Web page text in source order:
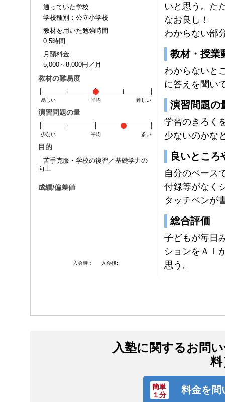
通っていた学校
学校種別：公立小学校
教材を用いた勉強時間
0.5時間
月額料金
5,000～8,000円／月
教材の難易度
易しい 平均 難しい
演習問題の量
少ない 平均 多い
目的
苦手克服・学校の復習／基礎学力の
向上
成績/偏差値
入会時： 入会後:
いと思う。た
なお良し！
わからない部
教材・授業
わからないと
に答えを聞い
演習問題の
学習のきろく
少ないのかな
良いところ
自分のペース
付録等がなく
タッチペンが
総合評価
子どもが毎日
ションをＡＩ
思う。
入塾に関するお問
料
料金を問